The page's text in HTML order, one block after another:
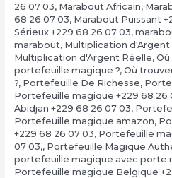
26 07 03, Marabout Africain,
68 26 07 03, Marabout Puissant
Sérieux +229 68 26 07 03,
marabout, Multiplication d'Argent
Multiplication d'Argent Réelle,
portefeuille magique ?, Où
?, Portefeuille De Richesse,
Portefeuille magique +229 68 26
Abidjan +229 68 26 07 03,
Portefeuille magique amazon,
+229 68 26 07 03, Portefeuille
07 03,, Portefeuille Magique
portefeuille magique avec porte
Portefeuille magique Belgique